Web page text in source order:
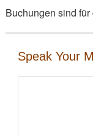
Buchungen sind
Speak Your